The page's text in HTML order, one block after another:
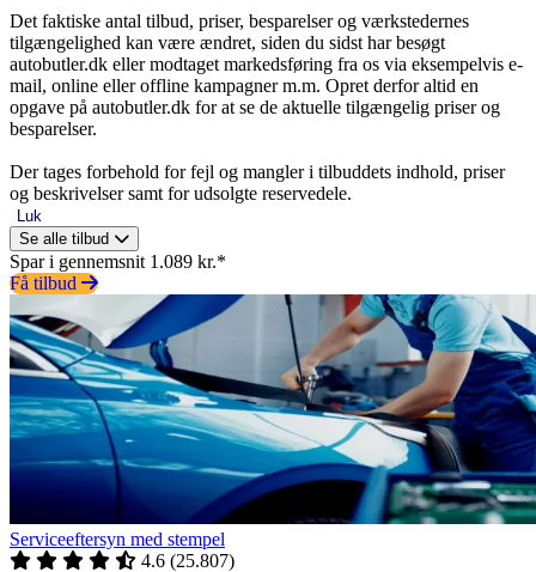
Det faktiske antal tilbud, priser, besparelser og værkstedernes
tilgængelighed kan være ændret, siden du sidst har besøgt
autobutler.dk eller modtaget markedsføring fra os via eksempelvis e-
mail, online eller offline kampagner m.m. Opret derfor altid en
opgave på autobutler.dk for at se de aktuelle tilgængelig priser og
besparelser.
Der tages forbehold for fejl og mangler i tilbuddets indhold, priser
og beskrivelser samt for udsolgte reservedele.
Luk
Se alle tilbud
Spar i gennemsnit 1.089 kr.*
Få tilbud
Serviceeftersyn med stempel
4.6 (25.807)